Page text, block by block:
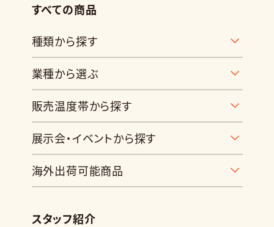
すべての商品
種類から探す
業種から選ぶ
販売温度帯から探す
展示会・イベントから探す
海外出荷可能商品
スタッフ紹介